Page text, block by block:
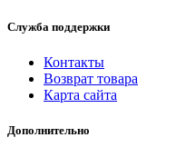
Служба поддержки
Контакты
Возврат товара
Карта сайта
Дополнительно